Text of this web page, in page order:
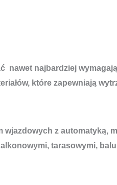
najbardziej
które zapewniają
z automatyką,
tarasowymi,